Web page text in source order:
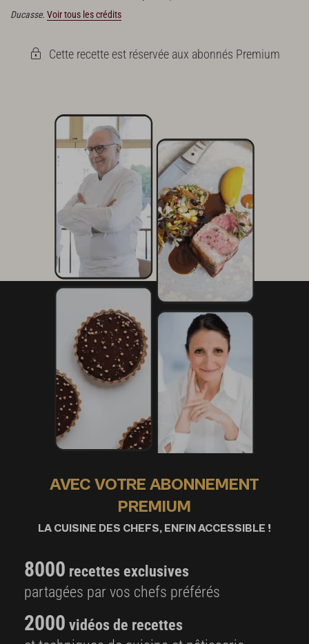
Ducasse. Voir tous les crédits
Cette recette est réservée aux abonnés Premium
AVEC VOTRE ABONNEMENT
PREMIUM
LA CUISINE DES CHEFS, ENFIN ACCESSIBLE !
8000 recettes exclusives
partagées par vos chefs préférés
2000 vidéos de recettes